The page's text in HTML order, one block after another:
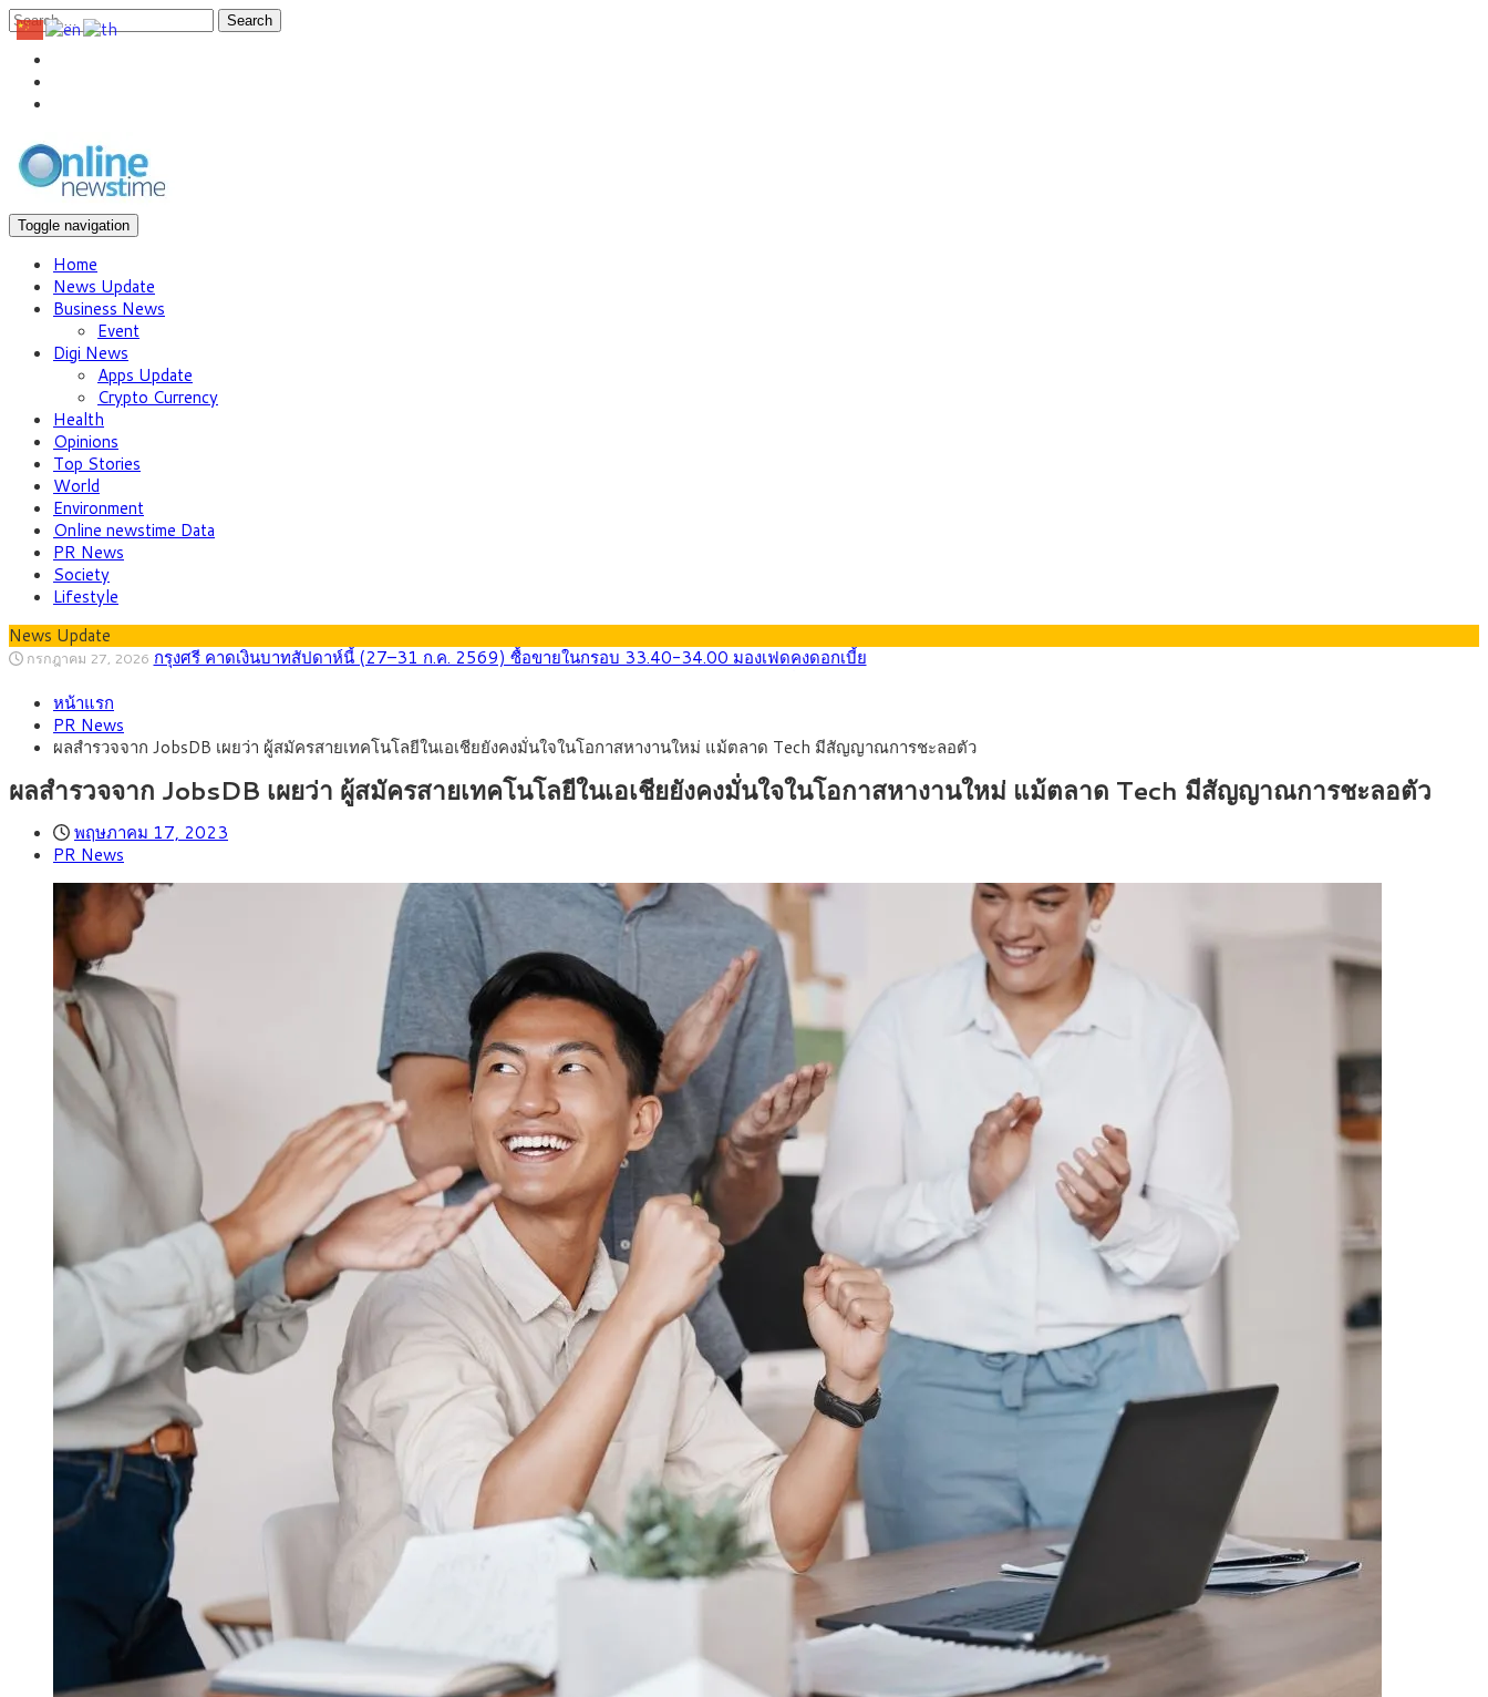
Search
Toggle navigation
Home
News Update
Business News
Event
Digi News
Apps Update
Crypto Currency
Health
Opinions
Top Stories
World
Environment
Online newstime Data
PR News
Society
Lifestyle
News Update
กรกฎาคม 27, 2026 กรุงศรี คาดเงินบาทสัปดาห์นี้ (27–31 ก.ค. 2569) ซื้อขายในกรอบ 33.40-34.00 มองเฟดคงดอกเบี้ย
สิงหาคม 4, 2026
สิงหาคม 3, 2026
สิงหาคม 1, 2026 “เอกนิติ” เปิดเครื่องยนต์เศรษฐกิจใหม่ของไทย เดินหน้า 5 ยุทธศาสตร์ รื้อโครงสร้างเศรษฐกิจ ดันไทยโตเต็มศักยภาพ
กรกฎาคม 27, 2026 ภัยเงียบใกล้ตัวเด็ก LSD “แสตมป์เมา” ยาเสพติดลายการ์ตูน กรมศุลกากร เตือนผู้ปกครองเฝ้าระวัง หลังยึดล็อตใหญ่จากเยอรมนี
หน้าแรก
PR News
ผลสำรวจจาก JobsDB เผยว่า ผู้สมัครสายเทคโนโลยีในเอเชียยังคงมั่นใจในโอกาสหางานใหม่ แม้ตลาด Tech มีสัญญาณการชะลอตัว
ผลสำรวจจาก JobsDB เผยว่า ผู้สมัครสายเทคโนโลยีในเอเชียยังคงมั่นใจในโอกาสหางานใหม่ แม้ตลาด Tech มีสัญญาณการชะลอตัว
พฤษภาคม 17, 2023
PR News